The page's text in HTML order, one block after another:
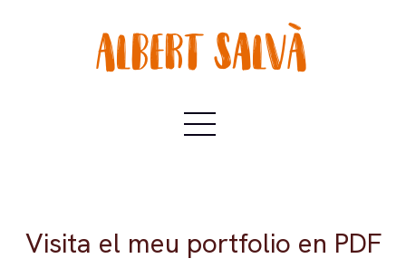
Visita el meu portfolio en PDF